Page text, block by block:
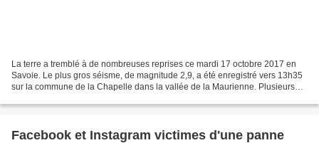
La terre a tremblé à de nombreuses reprises ce mardi 17 octobre 2017 en
Savoie. Le plus gros séisme, de magnitude 2,9, a été enregistré vers 13h35
sur la commune de la Chapelle dans la vallée de la Maurienne. Plusieurs
Facebook et Instagram victimes d'une panne